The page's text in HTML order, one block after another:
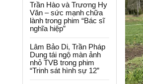
Trần Hào và Trương Hy
Văn – sức mạnh chữa
lành trong phim “Bác sĩ
nghĩa hiệp”
Lâm Bảo Di, Trần Pháp
Dung tái ngộ màn ảnh
nhỏ TVB trong phim
“Trinh sát hình sự 12”